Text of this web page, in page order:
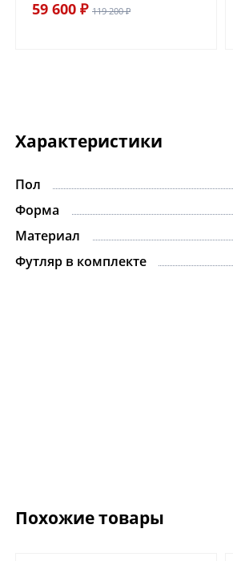
59 600 ₽ 119 200 ₽
Характеристики
Пол
Форма
Материал
Футляр в комплекте
Похожие товары